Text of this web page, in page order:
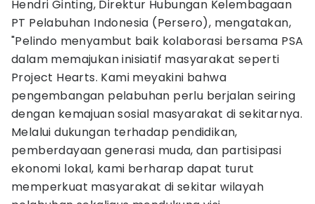
Hendri Ginting, Direktur Hubungan Kelembagaan
PT Pelabuhan Indonesia (Persero), mengatakan,
"Pelindo menyambut baik kolaborasi bersama PSA
dalam memajukan inisiatif masyarakat seperti
Project Hearts. Kami meyakini bahwa
pengembangan pelabuhan perlu berjalan seiring
dengan kemajuan sosial masyarakat di sekitarnya.
Melalui dukungan terhadap pendidikan,
pemberdayaan generasi muda, dan partisipasi
ekonomi lokal, kami berharap dapat turut
memperkuat masyarakat di sekitar wilayah